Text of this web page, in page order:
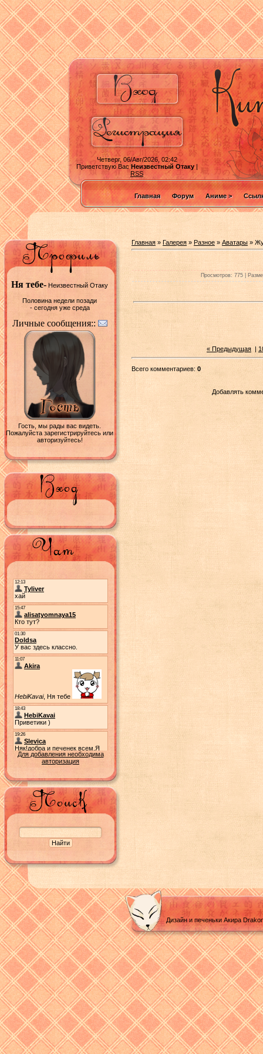
Четверг, 06/Авг/2026, 02:42
Приветствую ВасНеизвестный Отаку|
RSS
Главная Форум Аниме >
Ня тебе- Неизвестный Отаку
Половина недели позади
- сегодня уже среда
Личные сообщения::
Гость, мы рады вас видеть.
Пожалуйста зарегистрируйтесь или
авторизуйтесь!
Для добавления необходима
авторизация
Главная » Галерея » Разное » Аватары »
Просмотров: 775 |
« Предыдущая |
Всего комментариев: 0
Добавлять
Дизайн и печеньки Акира